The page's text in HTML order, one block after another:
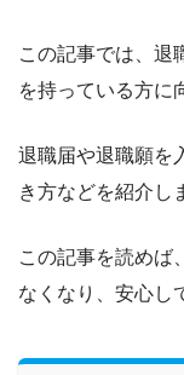
この記事では、 退
を持っている方に
退職届や退職願を
き方などを紹介し
この記事を読めば、
なくなり
、安心